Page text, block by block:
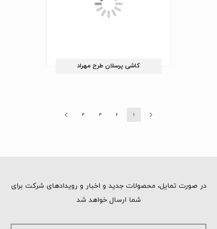
کاشی پرسلان طرح مهراد
1
2
3
4
در صورت تمایل، محصولات جدید و اخبار و رویدادهای شرکت برای
شما ارسال خواهد شد